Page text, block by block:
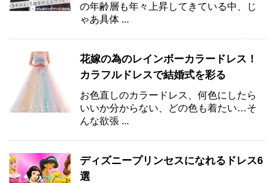
の年齢層も年々上昇してきている中、じ
ゃあ具体 ...
花嫁の為のレインボーカラードレス！
カラフルドレスで結婚式を彩る
お色直しのカラードレス、何色にしたら
いいか分からない、どの色も着たい…そ
んな欲張 ...
ディズニープリンセスになれるドレス6
選